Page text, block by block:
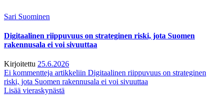
Sari Suominen
Digitaalinen riippuvuus on strateginen riski, jota Suomen
rakennusala ei voi sivuuttaa
Kirjoitettu 25.6.2026
Ei kommentteja artikkeliin Digitaalinen riippuvuus on strateginen
riski, jota Suomen rakennusala ei voi sivuuttaa
Lisää vieraskynästä